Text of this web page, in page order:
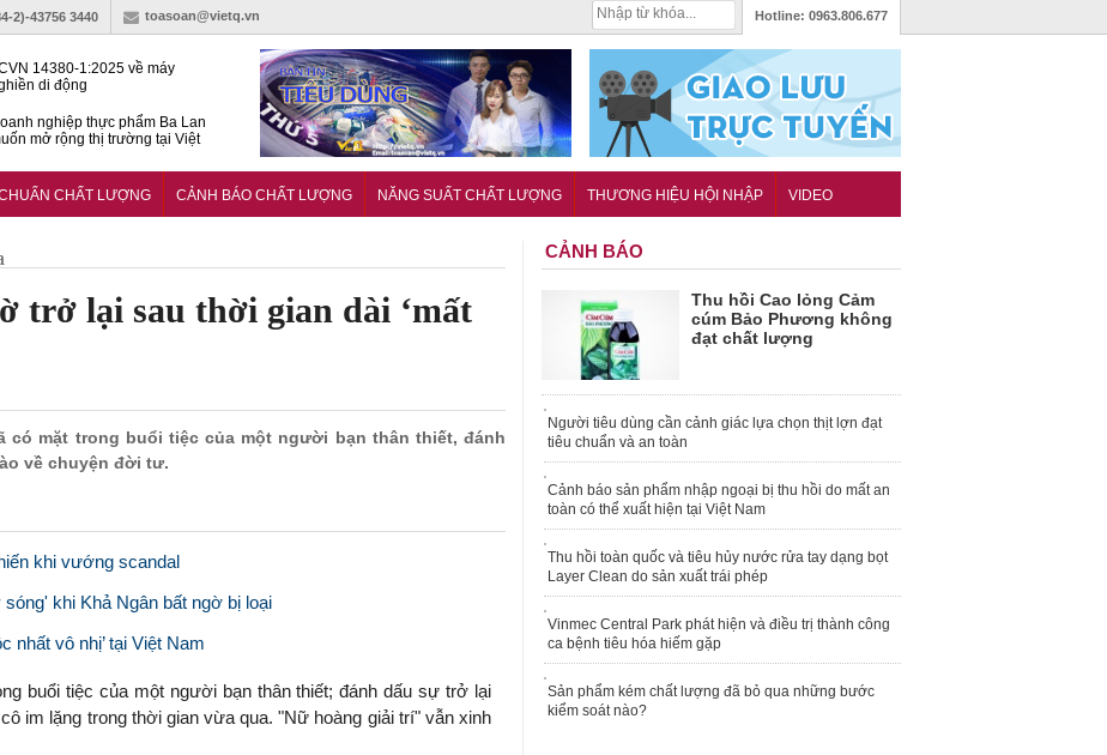
2)-43756 3440 toasoan@vietq.vn Hotline: 0963.806.677
14380-1:2025 về máy
di động
nghiệp thực phẩm Ba Lan
mở rộng thị trường tại Việt
chinh phục thị trường halal
CHẤT LƯỢNG CẢNH BÁO CHẤT LƯỢNG NĂNG SUẤT CHẤT LƯỢNG THƯƠNG HIỆU HỘI NHẬP VIDEO
trở lại sau thời gian dài ‘mất
có mặt trong buổi tiệc của một người bạn thân thiết, đánh
về chuyện đời tư.
khi vướng scandal
khi Khả Ngân bất ngờ bị loại
nhất vô nhị’ tại Việt Nam
buổi tiệc của một người bạn thân thiết; đánh dấu sự trở lại
im lặng trong thời gian vừa qua. "Nữ hoàng giải trí" vẫn xinh
CẢNH BÁO
Thu hồi Cao lỏng Cảm
cúm Bảo Phương không
đạt chất lượng
Người tiêu dùng cần cảnh giác lựa chọn thịt lợn đạt
tiêu chuẩn và an toàn
Cảnh báo sản phẩm nhập ngoại bị thu hồi do mất an
toàn có thể xuất hiện tại Việt Nam
Thu hồi toàn quốc và tiêu hủy nước rửa tay dạng bọt
Layer Clean do sản xuất trái phép
Vinmec Central Park phát hiện và điều trị thành công
ca bệnh tiêu hóa hiếm gặp
Sản phẩm kém chất lượng đã bỏ qua những bước
kiểm soát nào?